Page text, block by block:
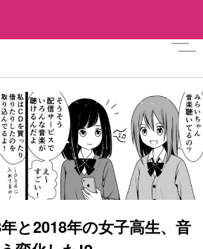
と2018年の女子高生、音